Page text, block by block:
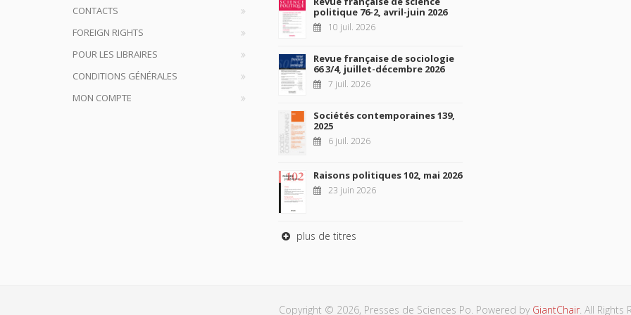
CONTACTS
FOREIGN RIGHTS
POUR LES LIBRAIRES
CONDITIONS GÉNÉRALES
MON COMPTE
politique 76-2, avril-juin 2026
10 juil. 2026
Revue française de sociologie
66 3/4, juillet-décembre 2026
7 juil. 2026
Sociétés contemporaines 139,
2025
6 juil. 2026
Raisons politiques 102, mai 2026
23 juin 2026
plus de titres
Copyright © 2026, Presses de Sciences Po. Powered by GiantChair. All Rights